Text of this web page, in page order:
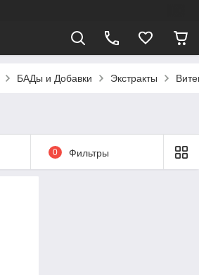
БАДы и Добавки Экстракты
0 Фильтры